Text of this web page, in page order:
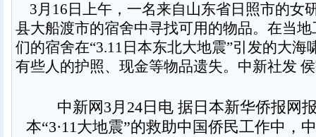
3月16日上午，一名来自山东省日照市的女
县大船渡市的宿舍中寻找可用的物品。在当
们的宿舍在“3.11日本东北大地震”引发的大海
有些人的护照、现金等物品遗失。中新社发
中新网3月24日电 据日本新华侨报网
本“3·11大地震”的救助中国侨民工作中，